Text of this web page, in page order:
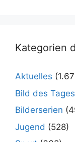
Kategorien
Aktuelles
Bild des Tages
Bilderserien
Jugend (528)